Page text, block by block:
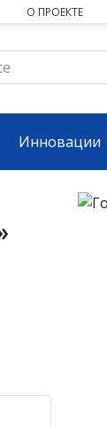
О ПРОЕКТЕ
Инновации